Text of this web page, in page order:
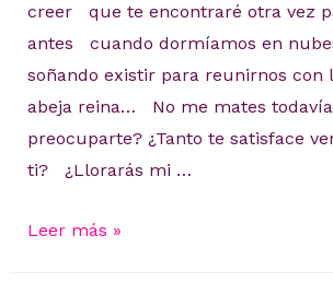
creer que te encontraré otra vez
antes cuando dormíamos en
soñando existir para reunirnos con
abeja reina… No me mates
preocuparte? ¿Tanto te satisface
ti? ¿Llorarás mi …
No
Leer más »